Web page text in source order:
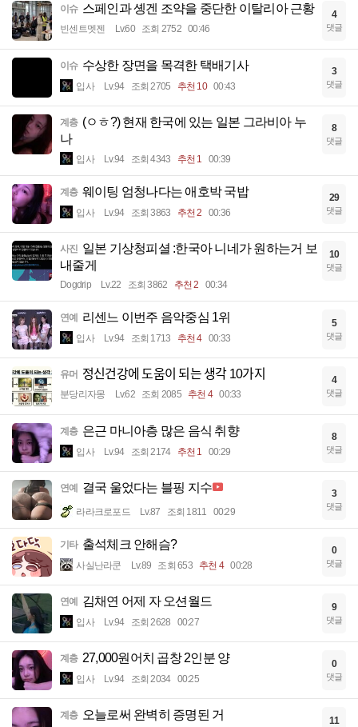
이슈 스페인과 솅겐 조약을 중단한 이탈리아 근황
빈센트멧젠 Lv.60 조회 2752 00:46
4
댓글
이슈 수상한 장면을 목격한 택배기사
입사 Lv.94 조회 2705 추천 10 00:43
3
댓글
계층 (ㅇㅎ?) 현재 한국에 있는 일본 그라비아 누
나
입사 Lv.94 조회 4343 추천 1 00:39
8
댓글
계층 웨이팅 엄청나다는 애호박 국밥
입사 Lv.94 조회 3863 추천 2 00:36
29
댓글
사진 일본 기상청피셜 :한국아 니네가 원하는거 보
내줄게
Dogdrip Lv.22 조회 3862 추천 2 00:34
10
댓글
연예 리센느 이번주 음악중심 1위
입사 Lv.94 조회 1713 추천 4 00:33
5
댓글
유머 정신건강에 도움이 되는 생각 10가지
분당리자몽 Lv.62 조회 2085 추천 4 00:33
4
댓글
계층 은근 마니아층 많은 음식 취향
입사 Lv.94 조회 2174 추천 1 00:29
8
댓글
연예 결국 울었다는 블핑 지수
라라크로포드 Lv.87 조회 1811 00:29
3
댓글
기타 출석체크 안해슴?
사실난라쿤 Lv.89 조회 653 추천 4 00:28
0
댓글
연예 김채연 어제 자 오션월드
입사 Lv.94 조회 2628 00:27
9
댓글
계층 27,000원어치 곱창 2인분 양
입사 Lv.94 조회 2034 00:25
0
댓글
계층 오늘로써 완벽히 증명된 거 11